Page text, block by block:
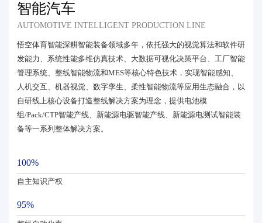
智能汽车
AUTOMOTIVE INTELLIGENT PRODUCTION LINE
悟空体育智能深耕智能装备领域多年，依托强大的视觉算法和软件研
发能力、系统性能多维仿真技术、大数据可视化决策平台、工厂智能
管理系统、整线智能物流和MES等核心特色技术，实现智能感知、
人机交互、机器视觉、数字孪生、柔性智能物流等应用生态融合，以
自研线上核心设备打造整线解决方案为理念，提供电池模
组/Pack/CTP智能产线、新能源电驱智能产线、新能源电测试智能装
备等一系列整体解决方案。
100%
自主知识产权
95%